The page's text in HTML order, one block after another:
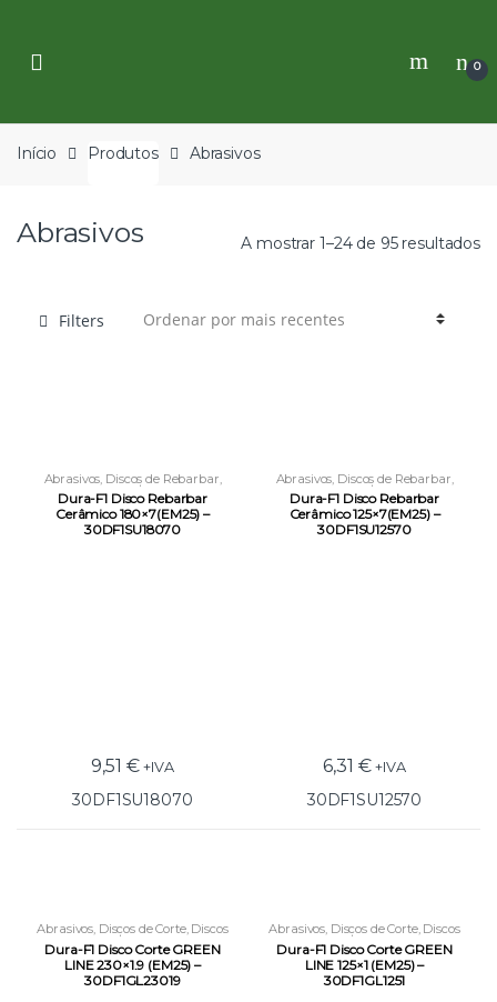
navigation
content
0
Início Produtos Abrasivos
Abrasivos A mostrar 1–24 de 95 resultados
Filters
Abrasivos Discos de Rebarbar
Discos Rigidos p/ Rebarbadora
Dura-F1 Disco Rebarbar
Cerâmico 180×7(EM25) –
30DF1SU18070
9,51 € +IVA
30DF1SU18070
Abrasivos Discos de Rebarbar
Discos Rigidos p/ Rebarbadora
Dura-F1 Disco Rebarbar
Cerâmico 125×7(EM25) –
30DF1SU12570
6,31 € +IVA
30DF1SU12570
Abrasivos, Discos de Corte, Discos
Rigidos p/ Rebarbadora
Dura-F1 Disco Corte GREEN
LINE 230×1.9 (EM25) –
30DF1GL23019
Abrasivos, Discos de Corte, Discos
Rigidos p/ Rebarbadora
Dura-F1 Disco Corte GREEN
LINE 125×1 (EM25) –
30DF1GL1251